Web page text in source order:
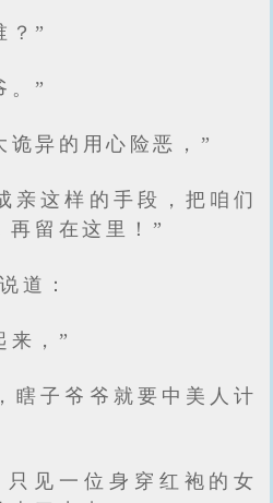
？”
。”
诡异的用心险恶，”
亲这样的手段，把咱们
再留在这里！”
道：
来，”
瞎子爷爷就要中美人计
见一位身穿红袍的女